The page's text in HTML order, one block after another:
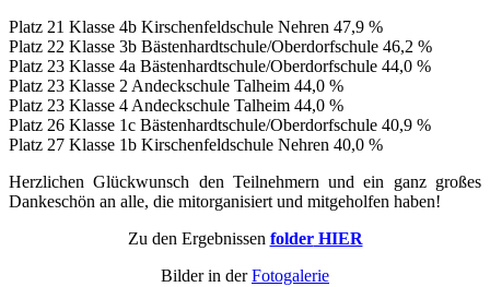
Platz 21 Klasse 4b Kirschenfeldschule Nehren 47,9 %
Platz 22 Klasse 3b Bästenhardtschule/Oberdorfschule 46,2 %
Platz 23 Klasse 4a Bästenhardtschule/Oberdorfschule 44,0 %
Platz 23 Klasse 2 Andeckschule Talheim 44,0 %
Platz 23 Klasse 4 Andeckschule Talheim 44,0 %
Platz 26 Klasse 1c Bästenhardtschule/Oberdorfschule 40,9 %
Platz 27 Klasse 1b Kirschenfeldschule Nehren 40,0 %
Herzlichen Glückwunsch den Teilnehmern und ein ganz großes
Dankeschön an alle, die mitorganisiert und mitgeholfen haben!
Zu den Ergebnissen folderHIER
Bilder in derFotogalerie